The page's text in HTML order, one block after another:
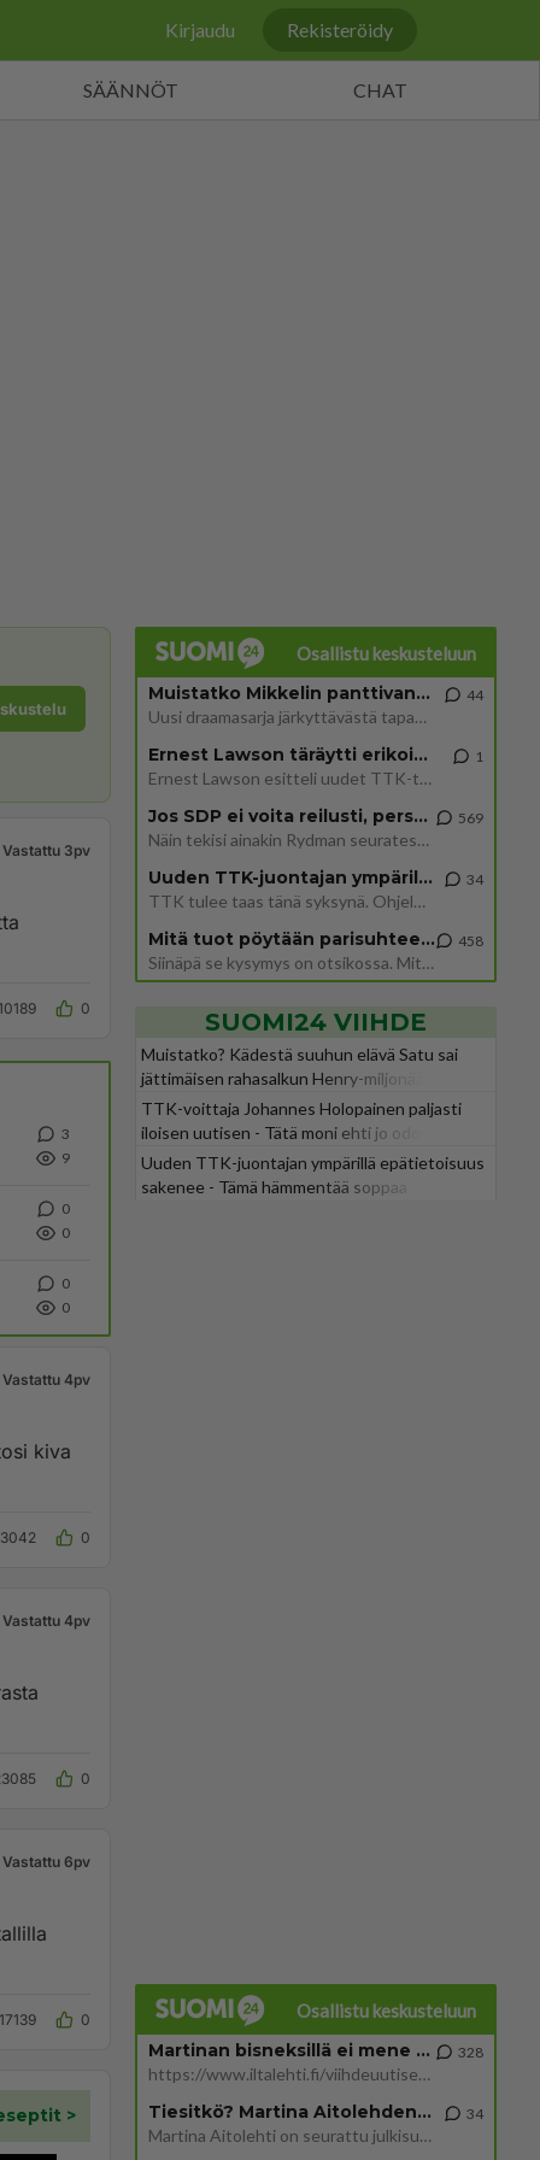
Kirjaudu Rekisteröidy
SÄÄNNÖT CHAT
Vastattu 3pv
0
3
9
0
0
0
0
Vastattu 4pv
kiva
3042 0
Vastattu 4pv
0
Vastattu 6pv
17139 0
Osallistu keskusteluun
Muistatko Mikkelin panttivankidraaman?
Uusi draamasarja järkyttävästä tapauksesta on tulossa. Tositapahtumiin perustuva sarja ammentaa vuoden 1986 Mikkelin pan
44
Ernest Lawson täräytti erikoisen heiton TTK-lehdistötilaisuudessa: " Onko tässä tarkoituksena...?"
Ernest Lawson esitteli uudet TTK-tähtioppilaat ja opettajat torstaina 6.8. lehdistölle. Tulevalla kaudella on yksi hausk
1
Jos SDP ei voita reilusti, persut kumoavat demokratian Suomesta
Näin tekisi ainakin Rydman seuratessaan idolinsa Trumpin mallia https://www.is.fi/politiikka/art-2000012187244.html
569
Uuden TTK-juontajan ympärillä epätietoisuus sakenee - Nyt MTV hämmentää soppaa
TTK tulee taas tänä syksynä. Ohjelman uudet tähtioppilaat julkistetaan torstaina 6. elokuuta klo 14 alkavassa lehdistö
34
Mitä tuot pöytään parisuhteessa?
Siinäpä se kysymys on otsikossa. Mitäpä siis tuot/toisit pöytään parisuhteessa? Oletko mies vai nainen? Koetko sen mitä
458
SUOMI24 VIIHDE
Muistatko? Kädestä suuhun elävä Satu sai
jättimäisen rahasalkun Henry-miljonääriltä
TTK-voittaja Johannes Holopainen paljasti
iloisen uutisen - Tätä moni ehti jo odottaa
Uuden TTK-juontajan ympärillä epätietoisuus
sakenee - Tämä hämmentää soppaa
Osallistu keskusteluun
Martinan bisneksillä ei mene hyvin
https://www.iltalehti.fi/viihdeuutiset/a/c46da6ab-340f-4790-aaa7-0865eed2336 Yrityksen konkurssihakemus on tullut kärä
328
Tiesitkö? Martina Aitolehden isäpuoli on tämä suosittu laulaja
Martina Aitolehti on seurattu julkisuuden henkilö. Lähipiiriin mahtuu muitakin tunnettuja henkilöitä. Tiesitkö, että Ma
34